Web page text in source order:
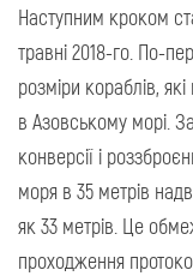
Наступним кроком
травні 2018-го. По-
розміри кораблів,
в Азовському морі.
конверсії і
моря в 35 метрів
як 33 метрів. Це
проходження